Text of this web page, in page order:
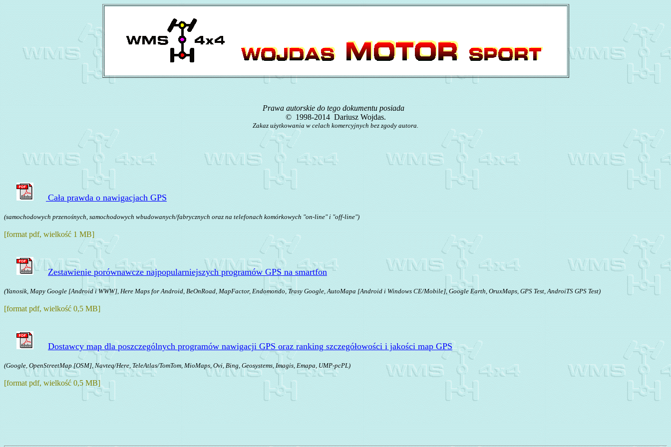
Prawa autorskie do tego dokumentu posiada
© 1998-2014 Dariusz Wojdas.
Zakaz użytkowania w celach komercyjnych bez zgody autora.
Cała prawda o nawigacjach GPS
(samochodowych przenośnych, samochodowych wbudowanych/fabrycznych oraz na telefonach komórkowych "on-line" i "off-line")
[format pdf, wielkość 1 MB]
Zestawienie porównawcze najpopularniejszych programów GPS na smartfon
(Yanosik, Mapy Google [Android i WWW], Here Maps for Android, BeOnRoad, MapFactor, Endomondo, Trasy Google, AutoMapa [Android i Windows CE/Mobile], Google Earth, OruxMaps, GPS Test, AndroiTS GPS Test)
[format pdf, wielkość 0,5 MB]
Dostawcy map dla poszczególnych programów nawigacji GPS oraz ranking szczegółowości i jakości map GPS
(Google, OpenStreetMap [OSM], Navteq/Here, TeleAtlas/TomTom, MioMaps, Ovi, Bing, Geosystems, Imagis, Emapa, UMP-pcPL)
[format pdf, wielkość 0,5 MB]